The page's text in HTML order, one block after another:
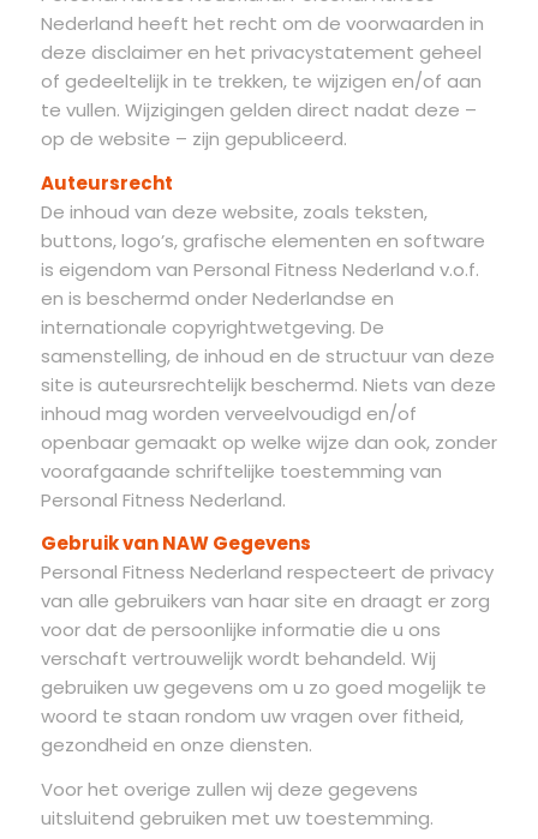
Nederland heeft het recht om de voorwaarden in
deze disclaimer en het privacystatement geheel
of gedeeltelijk in te trekken, te wijzigen en/of aan
te vullen. Wijzigingen gelden direct nadat deze –
op de website – zijn gepubliceerd.
Auteursrecht
De inhoud van deze website, zoals teksten,
buttons, logo’s, grafische elementen en software
is eigendom van Personal Fitness Nederland v.o.f.
en is beschermd onder Nederlandse en
internationale copyrightwetgeving. De
samenstelling, de inhoud en de structuur van deze
site is auteursrechtelijk beschermd. Niets van deze
inhoud mag worden verveelvoudigd en/of
openbaar gemaakt op welke wijze dan ook, zonder
voorafgaande schriftelijke toestemming van
Personal Fitness Nederland.
Gebruik van NAW Gegevens
Personal Fitness Nederland respecteert de privacy
van alle gebruikers van haar site en draagt er zorg
voor dat de persoonlijke informatie die u ons
verschaft vertrouwelijk wordt behandeld. Wij
gebruiken uw gegevens om u zo goed mogelijk te
woord te staan rondom uw vragen over fitheid,
gezondheid en onze diensten.
Voor het overige zullen wij deze gegevens
uitsluitend gebruiken met uw toestemming.